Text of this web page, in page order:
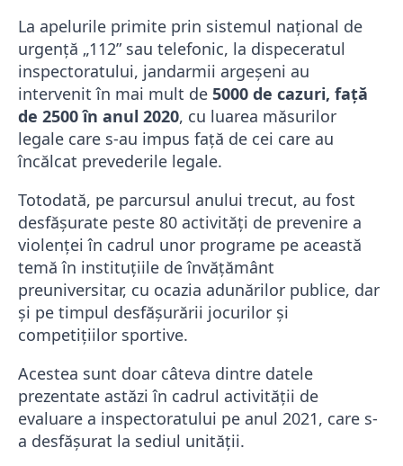
La apelurile primite prin sistemul național de
urgență „112” sau telefonic, la dispeceratul
inspectoratului, jandarmii argeșeni au
intervenit în mai mult de 5000 de cazuri, față
de 2500 în anul 2020, cu luarea măsurilor
legale care s-au impus față de cei care au
încălcat prevederile legale.
Totodată, pe parcursul anului trecut, au fost
desfăşurate peste 80 activităţi de prevenire a
violenţei în cadrul unor programe pe această
temă în instituţiile de învăţământ
preuniversitar, cu ocazia adunărilor publice, dar
şi pe timpul desfăşurării jocurilor şi
competiţiilor sportive.
Acestea sunt doar câteva dintre datele
prezentate astăzi în cadrul activităţii de
evaluare a inspectoratului pe anul 2021, care s-
a desfășurat la sediul unității.